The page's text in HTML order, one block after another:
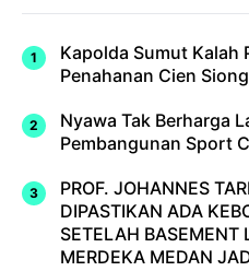
Kapolda Sumut Kalah
Penahanan Cien
Nyawa Tak Berharga
Pembangunan Sport
PROF. JOHANNES
DIPASTIKAN ADA
SETELAH BASEMENT
MERDEKA MEDAN